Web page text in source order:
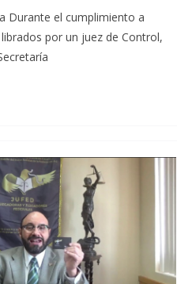
Durante el cumplimiento a
por un juez de Control,